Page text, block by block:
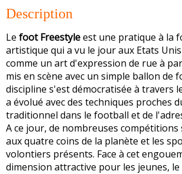
Description
Le foot Freestyleest une pratique à la
artistique qui a vu le jour aux Etats
comme un art d'expression de rue à
mis en scène avec un simple ballon de
discipline s'est démocratisée à travers
a évolué avec des techniques proches
traditionnel dans le football et de
A ce jour, de nombreuses
aux quatre coins de la planète et les
volontiers présents. Face à cet
dimension attractive pour les jeunes,